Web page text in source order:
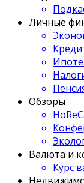
Личные
Обзоры
Валюта и
Курс